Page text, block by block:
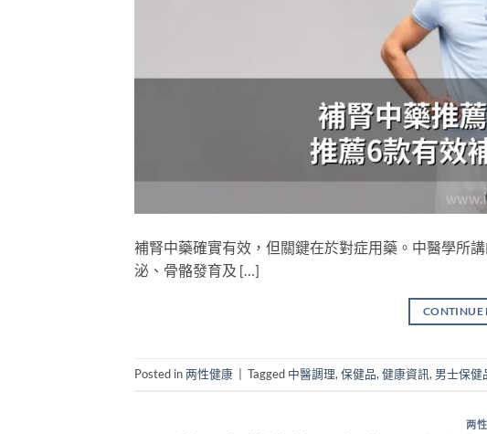
補腎中藥確實有效，但關鍵在於對症用藥。中醫學所
泌、骨骼發育及 […]
CONTINUE
Posted in两性健康 Tagged 中醫調理, 保健品, 健康資訊, 男士保健
两